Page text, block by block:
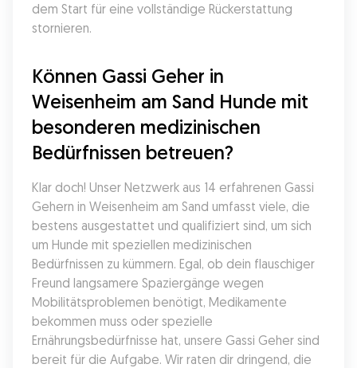
dem Start für eine vollständige Rückerstattung
stornieren.
Können Gassi Geher in
Weisenheim am Sand Hunde mit
besonderen medizinischen
Bedürfnissen betreuen?
Klar doch! Unser Netzwerk aus 14 erfahrenen Gassi
Gehern in Weisenheim am Sand umfasst viele, die
bestens ausgestattet und qualifiziert sind, um sich
um Hunde mit speziellen medizinischen
Bedürfnissen zu kümmern. Egal, ob dein flauschiger
Freund langsamere Spaziergänge wegen
Mobilitätsproblemen benötigt, Medikamente
bekommen muss oder spezielle
Ernährungsbedürfnisse hat, unsere Gassi Geher sind
bereit für die Aufgabe. Wir raten dir dringend, die